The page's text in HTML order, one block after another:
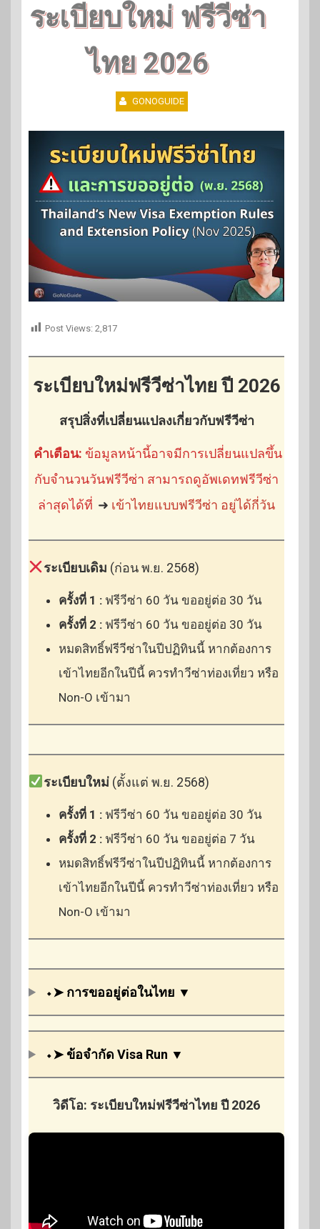
ระเบียบใหม่ ฟรีวีซ่า
ไทย 2026
GONOGUIDE
Post Views: 2,817
ระเบียบใหม่ฟรีวีซ่าไทย ปี 2026
สรุปสิ่งที่เปลี่ยนแปลงเกี่ยวกับฟรีวีซ่า
คำเตือน: ข้อมูลหน้านี้อาจมีการเปลี่ยนแปลขึ้น
กับจำนวนวันฟรีวีซ่า สามารถดูอัพเดทฟรีวีซ่า
ล่าสุดได้ที่ ➜ เข้าไทยแบบฟรีวีซ่า อยู่ได้กี่วัน
ระเบียบเดิม (ก่อน พ.ย. 2568)
ครั้งที่ 1 : ฟรีวีซ่า 60 วัน ขออยู่ต่อ 30 วัน
ครั้งที่ 2 : ฟรีวีซ่า 60 วัน ขออยู่ต่อ 30 วัน
หมดสิทธิ์ฟรีวีซ่าในปีปฏิทินนี้ หากต้องการ
เข้าไทยอีกในปีนี้ ควรทำวีซ่าท่องเที่ยว หรือ
Non-O เข้ามา
ระเบียบใหม่(ตั้งแต่ พ.ย. 2568)
ครั้งที่ 1 : ฟรีวีซ่า 60 วัน ขออยู่ต่อ 30 วัน
ครั้งที่ 2 : ฟรีวีซ่า 60 วัน ขออยู่ต่อ 7 วัน
หมดสิทธิ์ฟรีวีซ่าในปีปฏิทินนี้ หากต้องการ
เข้าไทยอีกในปีนี้ ควรทำวีซ่าท่องเที่ยว หรือ
Non-O เข้ามา
⬩➤ การขออยู่ต่อในไทย ▼
⬩➤ ข้อจำกัด Visa Run ▼
วิดีโอ: ระเบียบใหม่ฟรีวีซ่าไทย ปี 2026